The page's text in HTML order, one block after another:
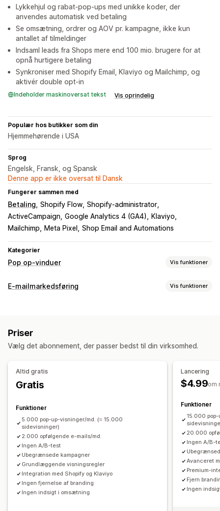
Lykkehjul og rabat-pop-ups med unikke koder, der
anvendes automatisk ved betaling
Se omsætning, ordrer og AOV pr. kampagne, ikke kun
antallet af tilmeldinger
Indsaml leads fra Shops mere end 100 mio. brugere for at
opnå hurtigere betaling
Synkroniser med Shopify Email, Klaviyo og Mailchimp, og
aktivér double opt-in
Indeholder maskinoversat tekst Vis oprindelig
Populær hos butikker som din
Hjemmehørende i USA
Sprog
Engelsk, Fransk, og Spansk
Denne app er ikke oversat til Dansk
Fungerer sammen med
Betaling Shopify Flow Shopify-administrator
ActiveCampaign Google Analytics 4 (GA4)
Klaviyo
Mailchimp
Meta Pixel Shop Email and Automations
Kategorier
Pop op-vinduer Vis funktioner
Typer af pop op-vinduer
Formularer
Pop op-vinduer med advarsler Tilpassede pop op-vinduer
Administration af pop op-vinduer
Redigeringsværktøj
Liste til indsamling af mailadresser
Liste til indsamling af sms
Kampagner
Udløsere og regler
Automatiseringer
Målretning
Segmentering
Tagging Rapportering
E-mailmarkedsføring Vis funktioner
Afslutningsintention
Opfølgningsmails
Indsamling af samtykke
Liste til indsamling af sms
Automatiseringer
Målretning Geolokation
Segmentering
Tagging Sporing
Priser
Vælg det abonnement, der passer bedst til din virksomhed.
Altid gratis
Gratis
Funktioner
5.000 pop-up-visninger/md. (≈ 15.000
sidevisninger)
2.000 opfølgende e-mails/md.
Ingen A/B-test
Ubegrænsede kampagner
Grundlæggende visningsregler
Integration med Shopify og Klaviyo
Ingen fjernelse af branding
Ingen indsigt i omsætning
Lancering
$4.99om
Funktioner
15.000
20.000
Ingen A/B-
Avanceret
Premium-
Fjern
Ingen